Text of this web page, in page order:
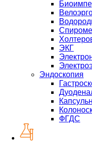
ЭКГ
Эндоскопия
ФГДС